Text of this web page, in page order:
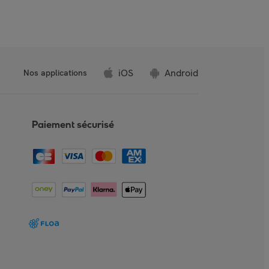
Nos applications iOS Android
Paiement sécurisé